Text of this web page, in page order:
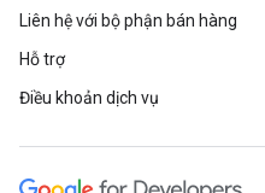
Liên hệ với bộ phận bán hàng
Hỗ trợ
Điều khoản dịch vụ